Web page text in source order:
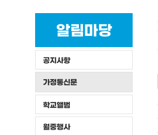
알림마당
공지사항
가정통신문
학교앨범
월중행사